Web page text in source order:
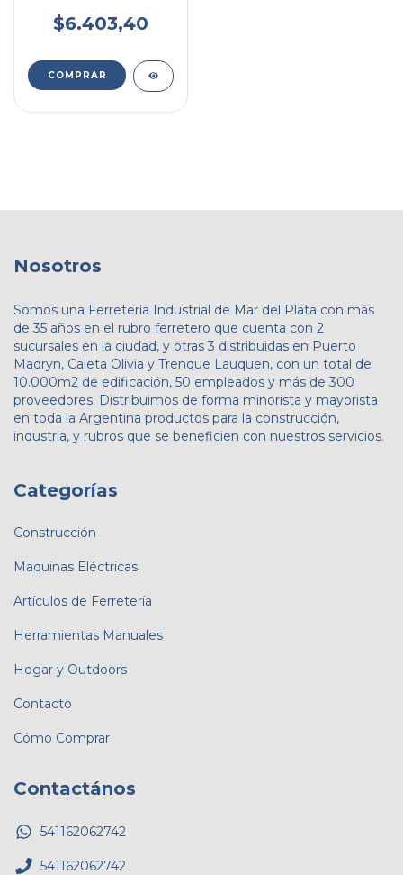
$6.403,40
Nosotros
Somos una Ferretería Industrial de Mar del Plata con más
de 35 años en el rubro ferretero que cuenta con 2
sucursales en la ciudad, y otras 3 distribuidas en Puerto
Madryn, Caleta Olivia y Trenque Lauquen, con un total de
10.000m2 de edificación, 50 empleados y más de 300
proveedores. Distribuimos de forma minorista y mayorista
en toda la Argentina productos para la construcción,
industria, y rubros que se beneficien con nuestros servicios.
Categorías
Construcción
Maquinas Eléctricas
Artículos de Ferretería
Herramientas Manuales
Hogar y Outdoors
Contacto
Cómo Comprar
Contactános
541162062742
541162062742